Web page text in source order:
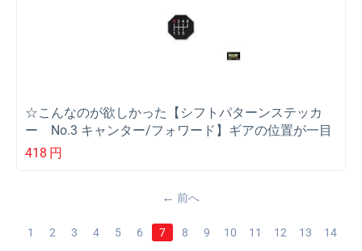
☆こんなのが欲しかった【シフトパターンステッカ
ー No.3 キャンター/フォワード】ギアの位置が一目
で分かる
418 円
前へ
1 2 3 4 5 6 7 8 9 10 11 12 13 14